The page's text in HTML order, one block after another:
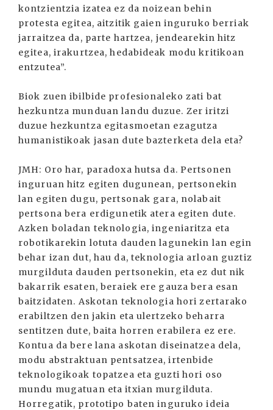
kontzientzia izatea ez da noizean behin
protesta egitea, aitzitik gaien inguruko berriak
jarraitzea da, parte hartzea, jendearekin hitz
egitea, irakurtzea, hedabideak modu kritikoan
entzutea”.
Biok zuen ibilbide profesionaleko zati bat
hezkuntza munduan landu duzue. Zer iritzi
duzue hezkuntza egitasmoetan ezagutza
humanistikoak jasan dute bazterketa dela eta?
JMH: Oro har, paradoxa hutsa da. Pertsonen
inguruan hitz egiten dugunean, pertsonekin
lan egiten dugu, pertsonak gara, nolabait
pertsona bera erdigunetik atera egiten dute.
Azken boladan teknologia, ingeniaritza eta
robotikarekin lotuta dauden lagunekin lan egin
behar izan dut, hau da, teknologia arloan guztiz
murgilduta dauden pertsonekin, eta ez dut nik
bakarrik esaten, beraiek ere gauza bera esan
baitzidaten. Askotan teknologia hori zertarako
erabiltzen den jakin eta ulertzeko beharra
sentitzen dute, baita horren erabilera ez ere.
Kontua da bere lana askotan diseinatzea dela,
modu abstraktuan pentsatzea, irtenbide
teknologikoak topatzea eta guzti hori oso
mundu mugatuan eta itxian murgilduta.
Horregatik, prototipo baten inguruko ideia